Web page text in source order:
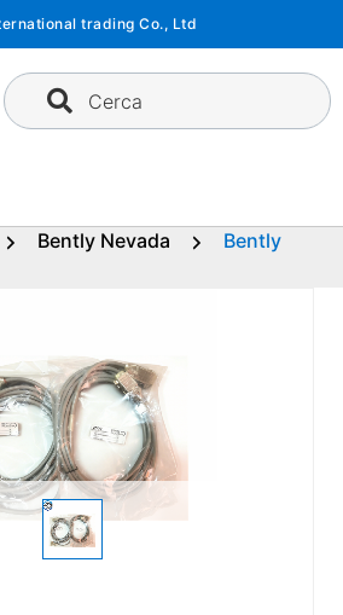
trading Co., Ltd
Cerca
Bently Nevada
Bently